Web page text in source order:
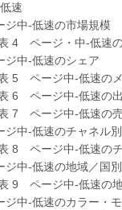
速
中-低速の市場規模
ジ・中-低速の出荷
中-低速のシェア
ジ中-低速のメーカ
ジ中-低速の出荷
ジ中-低速の売上
中-低速のチャネル別
ジ中-低速のチャ
中-低速の地域／国別
ジ中-低速の地域
中-低速のカラー・モ